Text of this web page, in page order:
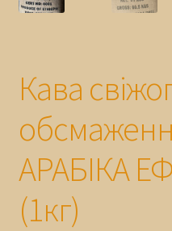
Кава
АРАБІКА
(1кг)